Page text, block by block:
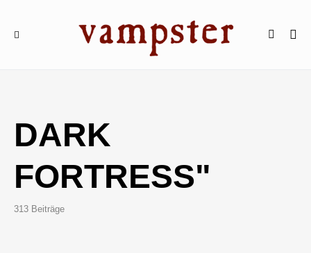
DARK
FORTRESS"
313 Beiträge